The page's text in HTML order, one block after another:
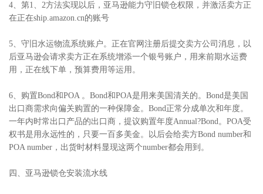
4、第1、2方法实现以后，亚马逊能力守旧锁仓权限，并激活卖方正
在正在ship.amazon.cn的账号
5、守旧水运物流系统账户。正在官网注册后提交卖方公司消息，以
后亚马逊会请求卖方正在系统增添一个银号账户，用来前期水运费
用，正在线下单，预算费用等运用。
6、购置Bond和POA 。Bond和POA是用来美国清关的。Bond是美国
出口商需求向偏关购置的一种保障金。Bond正常分成单次和年度。
一年内时常出口产品的出口商，提议购置年度Annual?Bond。POA受
权书是用永远性的，只要一百多美金。以后会给卖方Bond number和
POA number，出货时材料显现这两个number都会用到。
四、亚马逊锁仓安装流水线